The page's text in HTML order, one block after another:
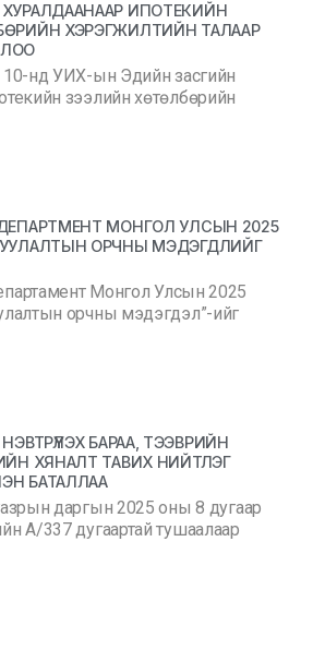
ИПОТЕКИЙН
ХЭРЭГЖИЛТИЙН ТАЛААР
нд УИХ-ын Эдийн засгийн
зээлийн хөтөлбөрийн
МОНГОЛ УЛСЫН 2025
ОРЧНЫ МЭДЭГДЛИЙГ
Монгол Улсын 2025
орчны мэдэгдэл”-ийг
БАРАА, ТЭЭВРИЙН
ХЯНАЛТ ТАВИХ НИЙТЛЭГ
БАТАЛЛАА
даргын 2025 оны 8 дугаар
А/337 дугаартай тушаалаар